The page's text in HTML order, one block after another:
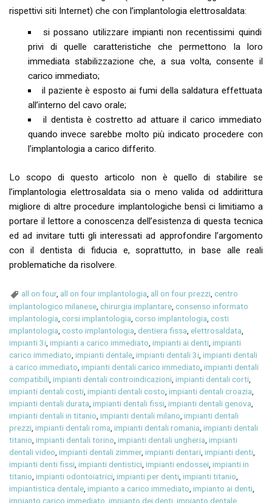
rispettivi siti Internet) che con l’implantologia elettrosaldata:
si possano utilizzare impianti non recentissimi quindi
privi di quelle caratteristiche che permettono la loro
immediata stabilizzazione che, a sua volta, consente il
carico immediato;
il paziente è esposto ai fumi della saldatura effettuata
all’interno del cavo orale;
il dentista è costretto ad attuare il carico immediato
quando invece sarebbe molto più indicato procedere con
l’implantologia a carico differito.
Lo scopo di questo articolo non è quello di stabilire se
l’implantologia elettrosaldata sia o meno valida od addirittura
migliore di altre procedure implantologiche bensì ci limitiamo a
portare il lettore a conoscenza dell’esistenza di questa tecnica
ed ad invitare tutti gli interessati ad approfondire l’argomento
con il dentista di fiducia e, soprattutto, in base alle reali
problematiche da risolvere.
all on four, all on four implantologia all on four prezzi ,centro
implantologico milanese,chirurgia implantare,consenso informato
implantologia,corsi implantologia,corso implantologia,costi
implantologia,costo implantologia,dentiera fissa,elettrosaldata,
impianti 3i,impianti a carico immediato,impianti ai denti,impianti
carico immediato,impianti dentale,impianti dentali 3i,impianti dentali
a carico immediato,impianti dentali carico immediato,impianti dentali
compatibili,impianti dentali controindicazioni,impianti dentali corti,
impianti dentali costi,impianti dentali costo,impianti dentali croazia,
impianti dentali durata,impianti dentali fissi,impianti dentali genova,
impianti dentali in titanio,impianti dentali milano,impianti dentali
prezzi,impianti dentali roma,impianti dentali romania,impianti dentali
titanio,impianti dentali torino,impianti dentali ungheria,impianti
dentali video,impianti dentali zimmer,impianti dentari,impianti denti,
impianti denti fissi,impianti dentistici,impianti endossei,impianti in
titanio,impianti odontoiatrici,impianti per denti,impianti titanio,
impiantistica dentale,impianto a carico immediato,impianto ai denti,
impianto carico immediato,impianto dei denti,impianto dentale,